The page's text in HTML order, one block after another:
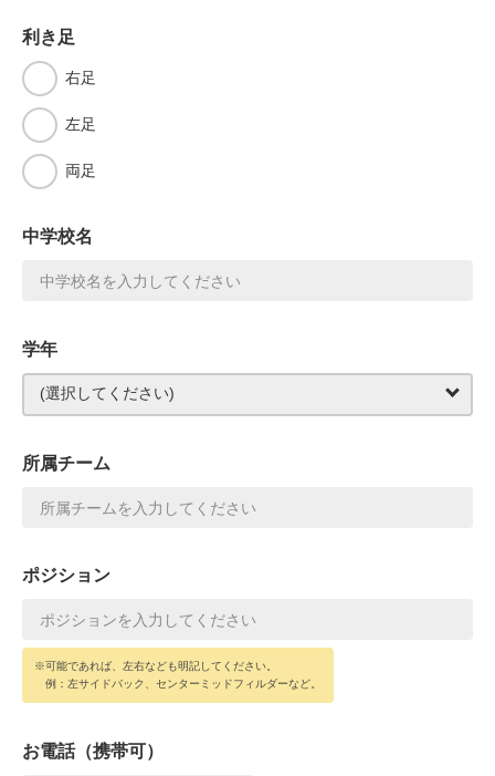
利き足
右足
左足
両足
中学校名
学年
所属チーム
ポジション
※可能であれば、左右なども明記してください。
例：左サイドバック、センターミッドフィルダーなど。
お電話（携帯可）